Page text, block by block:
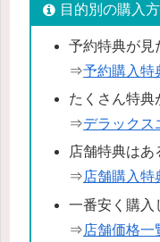
目的別の購入
予約特典が見
⇒予約購入特
たくさん特典
⇒デラックス
店舗特典はあ
⇒店舗購入特
一番安く購入
⇒店舗価格一